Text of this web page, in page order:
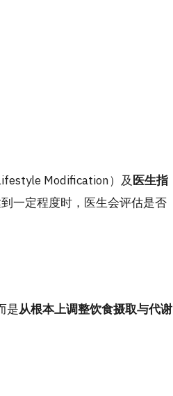
Modification）及医生指
一定程度时，医生会评估是否
是从根本上调整饮食摄取与代谢